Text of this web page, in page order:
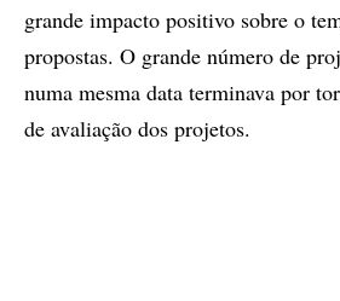
grande impacto positivo sobre o
propostas. O grande número de
numa mesma data terminava por
de avaliação dos projetos.